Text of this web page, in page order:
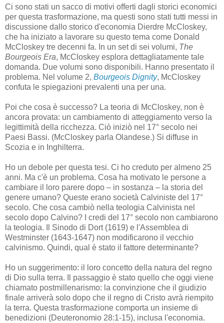
Ci sono stati un sacco di motivi offerti dagli storici economici
per questa trasformazione, ma questi sono stati tutti messi in
discussione dallo storico d'economia Dierdre McCloskey,
che ha iniziato a lavorare su questo tema come Donald
McCloskey tre decenni fa. In un set di sei volumi, The
Bourgeois Era, McCloskey esplora dettagliatamente tale
domanda. Due volumi sono disponibili. Hanno presentato il
problema. Nel volume 2, Bourgeois Dignity, McCloskey
confuta le spiegazioni prevalenti una per una.
Poi che cosa è successo? La teoria di McCloskey, non è
ancora provata: un cambiamento di atteggiamento verso la
legittimità della ricchezza. Ciò iniziò nel 17° secolo nei
Paesi Bassi. (McCloskey parla Olandese.) Si diffuse in
Scozia e in Inghilterra.
Ho un debole per questa tesi. Ci ho creduto per almeno 25
anni. Ma c'è un problema. Cosa ha motivato le persone a
cambiare il loro parere dopo – in sostanza – la storia del
genere umano? Queste erano società Calviniste del 17°
secolo. Che cosa cambiò nella teologia Calvinista nel
secolo dopo Calvino? I credi del 17° secolo non cambiarono
la teologia. Il Sinodo di Dort (1619) e l'Assemblea di
Westminster (1643-1647) non modificarono il vecchio
calvinismo. Quindi, qual è stato il fattore determinante?
Ho un suggerimento: il loro concetto della natura del regno
di Dio sulla terra. Il passaggio è stato quello che oggi viene
chiamato postmillenarismo: la convinzione che il giudizio
finale arriverà solo dopo che il regno di Cristo avrà riempito
la terra. Questa trasformazione comporta un insieme di
benedizioni (Deuteronomio 28:1-15), inclusa l'economia.